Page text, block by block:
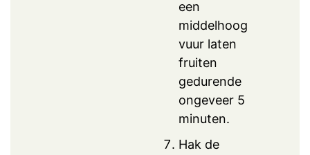
een
middelhoog
vuur laten
fruiten
gedurende
ongeveer 5
minuten.
Hak de